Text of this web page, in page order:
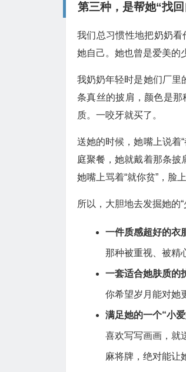
第三种，是帮她“找
我们总习惯性地把奶奶
她自己。她也曾是爱美的
我奶奶年轻时是她们厂里
条真丝的披肩，颜色是
质。一咬牙就买了。
送她的时候，她嘴上说着
庭聚餐，她就戴着那条披
她嘴上骂着“就你贫”，脸
所以，大胆地去发掘她的“
一件质感超好的衣
那种被重视、被精
一套适合她肤质的
你希望岁月能对她
满足她的一个“小爱
喜欢写写画画，就
麻将牌，绝对能让